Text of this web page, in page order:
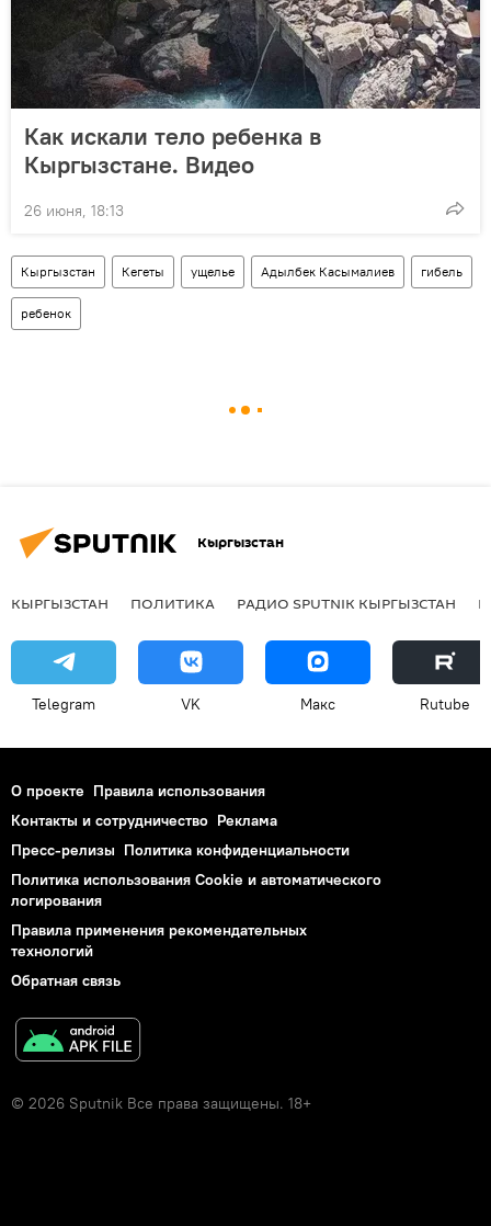
Как искали тело ребенка в
Кыргызстане. Видео
26 июня, 18:13
Кыргызстан Кегеты ущелье Адылбек Касымалиев гибель
ребенок
Кыргызстан
КЫРГЫЗСТАН ПОЛИТИКА РАДИО SPUTNIK КЫРГЫЗСТАН
Telegram VK Макс Rutube
О проекте Правила использования
Контакты и сотрудничество Реклама
Пресс-релизы Политика конфиденциальности
Политика использования Cookie и автоматического
логирования
Правила применения рекомендательных
технологий
Обратная связь
© 2026 Sputnik Все права защищены. 18+